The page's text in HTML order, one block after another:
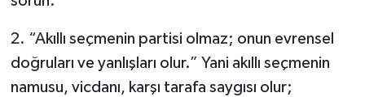
2. “Akıllı seçmenin partisi olmaz; onun evrensel
doğruları ve yanlışları olur.” Yani akıllı seçmenin
namusu, vicdanı, karşı tarafa saygısı olur;